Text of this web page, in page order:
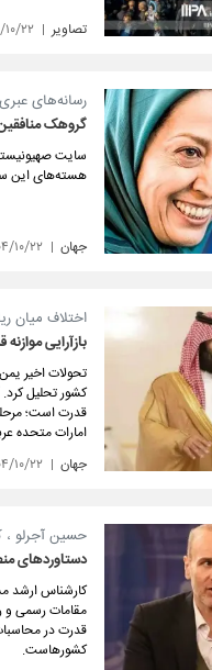
تصاویر ۱۴۰۴/
رسانه‌های
گروهک
سایت
هسته‌های این
جهان ۱۴۰۴/
اختلاف میان
بازآرایی
تحولات اخیر
قدرت است؛
امارات متحده
جهان
۱۴۰۴/
حسین آجرلو ،
دستاوردهای
کارشناس ارشد
مقامات رسمی و
قدرت در
کشورهاست.